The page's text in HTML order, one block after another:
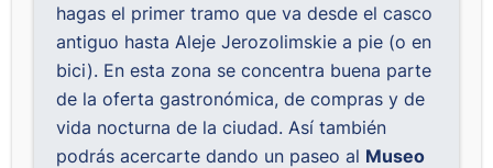
hagas el primer tramo que va desde el casco
antiguo hasta Aleje Jerozolimskie a pie (o en
bici). En esta zona se concentra buena parte
de la oferta gastronómica, de compras y de
vida nocturna de la ciudad. Así también
podrás acercarte dando un paseo al Museo